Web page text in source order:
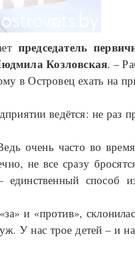
председатель
Козловская. –
в Островец ехать на
ведётся: не раз
очень часто во время
не все сразу
способ
и «против»,
У нас трое детей – и